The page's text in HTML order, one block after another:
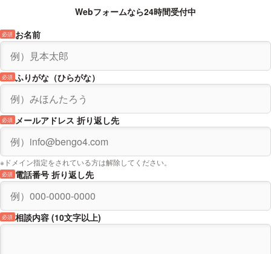
Webフォームなら24時間受付中
お名前
必須
ふりがな（ひらがな）
必須
メールアドレス 折り返し先
必須
※ドメイン指定をされている方は解除してください。
電話番号 折り返し先
必須
相談内容 (10文字以上)
必須